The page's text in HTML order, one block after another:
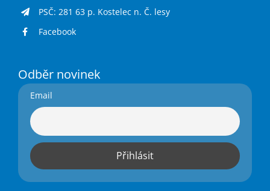
PSČ: 281 63 p. Kostelec n. Č. lesy
Facebook
Odběr novinek
Email